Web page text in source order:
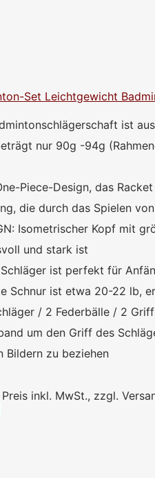
Set Leichtgewicht
ist
nur 90g -94g
Piece-Design, das
die durch das Spielen
Isometrischer Kopf mit
und stark ist
Schläger ist perfekt für
Schnur ist etwa 20-22 lb,
/ 2 Federbälle / 2
um den Griff des
Bildern zu beziehen
Preis inkl. MwSt., zzgl.